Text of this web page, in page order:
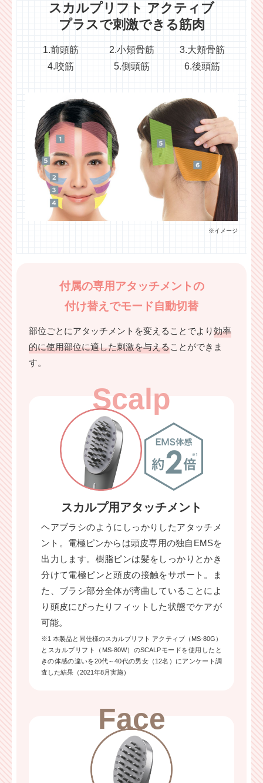
スカルプリフト アクティブ
プラスで刺激できる筋肉
1.前頭筋 2.小頬骨筋
3.大頬骨筋
4.咬筋
5.側頭筋 6.後頭筋
※イメージ
付属の専用アタッチメントの
付け替えでモード自動切替
部位ごとにアタッチメントを変えることでより効率
的に使用部位に適した刺激を与えることができま
す。
スカルプ用アタッチメント
ヘアブラシのようにしっかりしたアタッチメ
ント。電極ピンからは頭皮専用の独自EMSを
出力します。樹脂ピンは髪をしっかりとかき
分けて電極ピンと頭皮の接触をサポート。ま
た、ブラシ部分全体が湾曲していることによ
り頭皮にぴったりフィットした状態でケアが
可能。
※1 本製品と同仕様のスカルプリフト アクティブ（MS-80G）
とスカルプリフト（MS-80W）のSCALPモードを使用したと
きの体感の違いを20代～40代の男女（12名）にアンケート調
査した結果（2021年8月実施）